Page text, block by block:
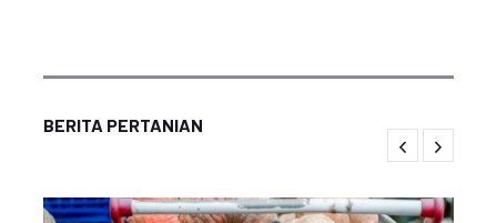
BERITA PERTANIAN